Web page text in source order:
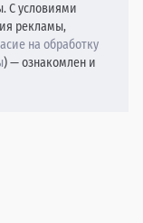
С условиями
рекламы,
на обработку
) — ознакомлен и